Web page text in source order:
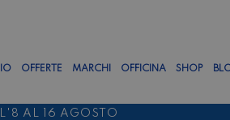
OFFERTE MARCHI OFFICINA SHOP
AL 16 AGOSTO